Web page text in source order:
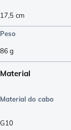
17,5 cm
Peso
86g
Material
Material do cabo
G10